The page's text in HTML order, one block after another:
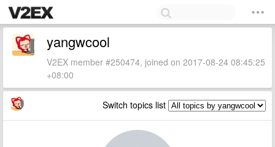
yangwcool
V2EX member #250474, joined on 2017-08-24 08:45:25
+08:00
Switch topics list